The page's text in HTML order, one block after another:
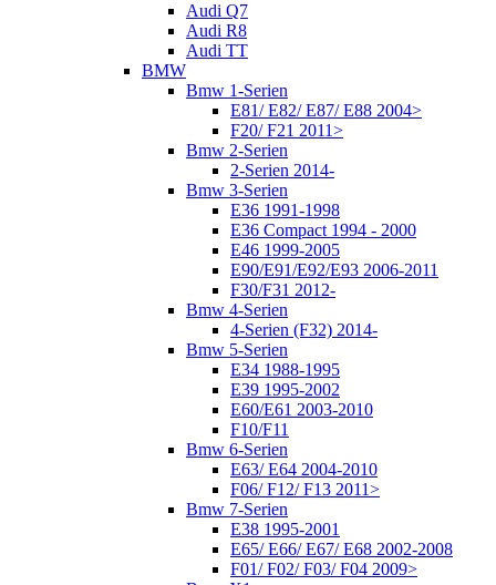
Audi Q7
Audi R8
Audi TT
BMW
Bmw 1-Serien
E81/ E82/ E87/ E88 2004>
F20/ F21 2011>
Bmw 2-Serien
2-Serien 2014-
Bmw 3-Serien
E36 1991-1998
E36 Compact 1994 - 2000
E46 1999-2005
E90/E91/E92/E93 2006-2011
F30/F31 2012-
Bmw 4-Serien
4-Serien (F32) 2014-
Bmw 5-Serien
E34 1988-1995
E39 1995-2002
E60/E61 2003-2010
F10/F11
Bmw 6-Serien
E63/ E64 2004-2010
F06/ F12/ F13 2011>
Bmw 7-Serien
E38 1995-2001
E65/ E66/ E67/ E68 2002-2008
F01/ F02/ F03/ F04 2009>